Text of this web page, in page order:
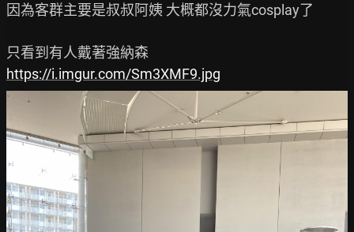
因為客群主要是叔叔阿姨 大概都沒力氣cosplay了
https://i.imgur.com/Sm3XMF9.jpg